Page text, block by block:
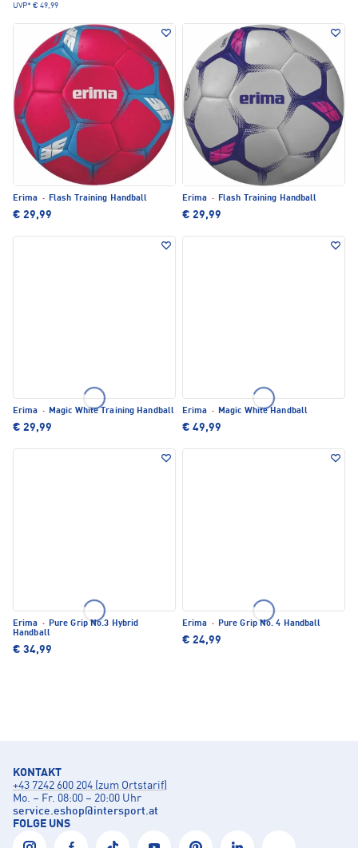
UVP* € 49,99
Erima · Flash Training Handball
€ 29,99
Erima · Flash Training Handball
€ 29,99
Erima · Magic White Training Handball
€ 29,99
Erima · Magic White Handball
€ 49,99
Erima · Pure Grip No.3 Hybrid
Handball
€ 34,99
Erima · Pure Grip No. 4 Handball
€ 24,99
KONTAKT
+43 7242 600 204 (zum Ortstarif)
Mo. – Fr. 08:00 – 20:00 Uhr
service.eshop@intersport.at
FOLGE UNS